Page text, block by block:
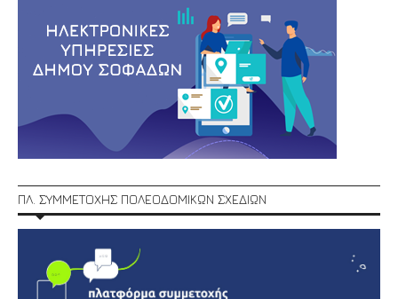
ΠΛ. ΣΥΜΜΕΤΟΧΗΣ ΠΟΛΕΟΔΟΜΙΚΩΝ ΣΧΕΔΙΩΝ